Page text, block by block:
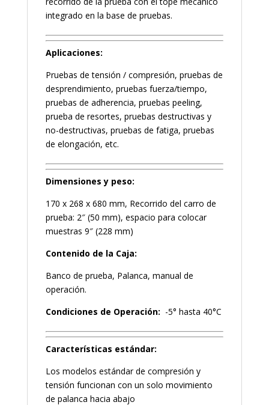
integrado en la base de pruebas.
Aplicaciones:
Pruebas de tensión / compresión, pruebas de
desprendimiento, pruebas fuerza/tiempo,
pruebas de adherencia, pruebas peeling,
prueba de resortes, pruebas destructivas y
no-destructivas, pruebas de fatiga, pruebas
de elongación, etc.
Dimensiones y peso:
170 x 268 x 680 mm, Recorrido del carro de
prueba: 2″ (50 mm), espacio para colocar
muestras 9″ (228 mm)
Contenido de la Caja:
Banco de prueba, Palanca, manual de
operación.
Condiciones de Operación: -5° hasta 40°C
Características estándar:
Los modelos estándar de compresión y
tensión funcionan con un solo movimiento
de palanca hacia abajo